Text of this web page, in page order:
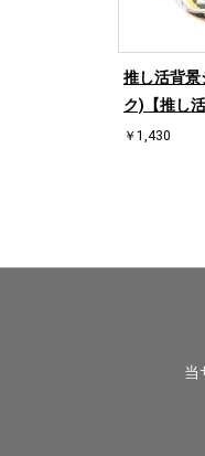
推し活背
ク)【推し活
￥1,430
当